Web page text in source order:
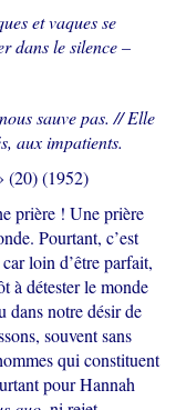
et vaques se
dans le silence –
sauve pas. // Elle
aux impatients.
(20) (1952)
prière ! Une prière
Pourtant, c’est
loin d’être parfait,
à détester le monde
dans notre désir de
souvent sans
qui constituent
pour Hannah